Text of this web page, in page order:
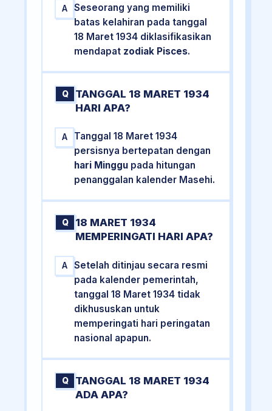
A
Seseorang yang memiliki
batas kelahiran pada tanggal
18 Maret 1934 diklasifikasikan
mendapat zodiak Pisces.
Q
TANGGAL 18 MARET 1934
HARI APA?
A
Tanggal 18 Maret 1934
persisnya bertepatan dengan
hari Minggu pada hitungan
penanggalan kalender Masehi.
Q
18 MARET 1934
MEMPERINGATI HARI APA?
A
Setelah ditinjau secara resmi
pada kalender pemerintah,
tanggal 18 Maret 1934 tidak
dikhususkan untuk
memperingati hari peringatan
nasional apapun.
Q
TANGGAL 18 MARET 1934
ADA APA?